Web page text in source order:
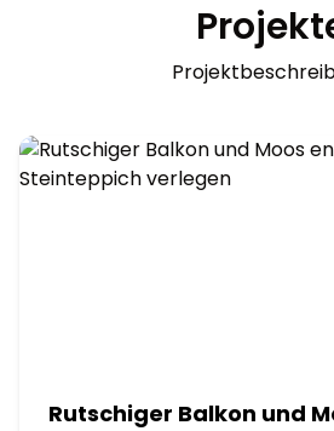
Rutschiger Balkon und